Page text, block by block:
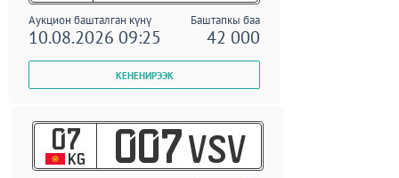
Аукцион башталган күнү Баштапкы баа
10.08.2026 09:25 42 000
07
KG 007 VSV